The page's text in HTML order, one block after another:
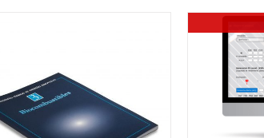
DETALLES